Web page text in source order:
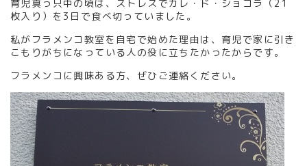
育児真っ只中の頃は、ストレスでカレ・ド・ショコラ（21
枚入り）を3日で食べ切っていました。
私がフラメンコ教室を自宅で始めた理由は、育児で家に引き
こもりがちになっている人の役に立ちたかったからです。
フラメンコに興味ある方、ぜひご連絡ください。